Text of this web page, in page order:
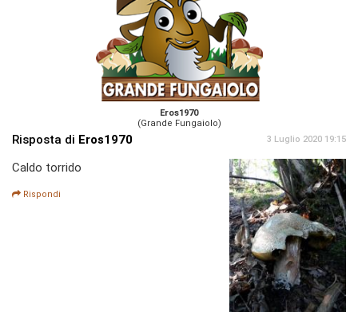
Eros1970
(Grande Fungaiolo)
Risposta di Eros1970 3 Luglio 2020 19:15
Caldo torrido
Rispondi